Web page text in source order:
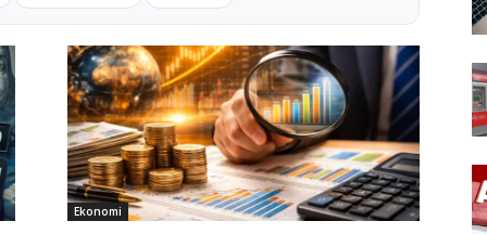
Ekonomi